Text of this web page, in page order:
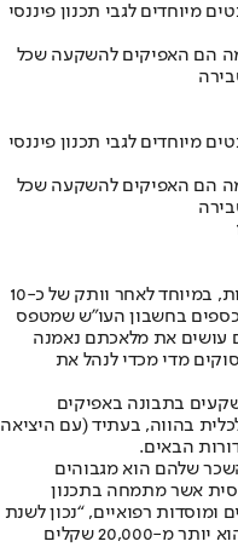
מיוחדים לגבי תכנון פיננסי
הם האפיקים להשקעה שכל
מיוחדים לגבי תכנון פיננסי
הם האפיקים להשקעה שכל
רופאים בישראל נהנים ממשכורות מתגמלות, במיוחד לאחר וותק של כ-10
בחשבון העו”ש שמטפס
עושים את מלאכתם נאמנה
מדי מכדי לנהל את
בתבונה באפיקים
בהווה, בעתיד (עם היציאה
הבאים.
פעילים שהשכר שלהם הוא מגבוהים
אשר מתמחה בתכנון
ומוסדות רפואיים, “נכון לשנת
2022 השכר הממוצע של הרופא הישראלי הוא יותר מ-20,000 שקלים